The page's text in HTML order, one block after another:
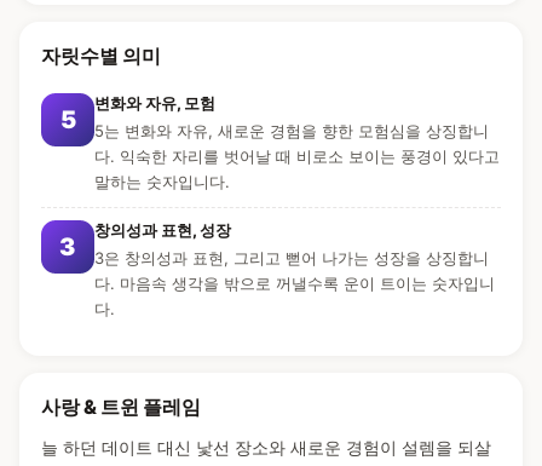
자릿수별 의미
5
변화와 자유, 모험
5는 변화와 자유, 새로운 경험을 향한 모험심을 상징합니
다. 익숙한 자리를 벗어날 때 비로소 보이는 풍경이 있다고
말하는 숫자입니다.
3
창의성과 표현, 성장
3은 창의성과 표현, 그리고 뻗어 나가는 성장을 상징합니
다. 마음속 생각을 밖으로 꺼낼수록 운이 트이는 숫자입니
다.
사랑 & 트윈 플레임
늘 하던 데이트 대신 낯선 장소와 새로운 경험이 설렘을 되살